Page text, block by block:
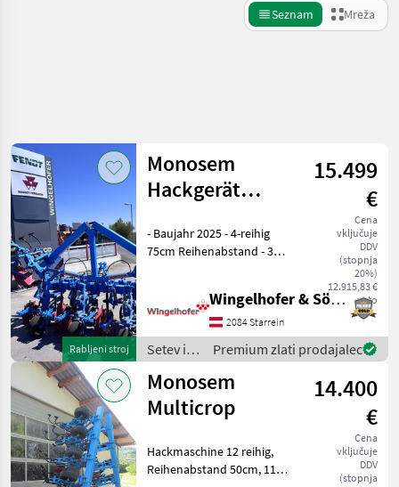
Seznam Mreža
Kategorija 4 Država Filtri
TRENUTNA
POT
Kmetijska
tehnika
Setev
In
Nega
Okopalniki
Monosem
IZBERITE
KATEGORIJO
Monosem
Ponastavi
Prikaži 8
rezultatov
Rabljeni stroj
Monosem
Hackgerät
4x75cm
15.499
€
Cena
vključuje
DDV
(stopnja
20%)
12.915,83 €
neto
- Baujahr 2025 - 4-reihig
75cm Reihenabstand - 3
Pflanzenschutzscheiben - 4
Stk. Fingerhacke
Frontanbau
Wingelhofer & Söhne GmbH
2084 Starrein
Setev in
nega /
Monosem
Premium zlati prodajalec
Monosem
Multicrop
14.400
€
Cena
vključuje
DDV
(stopnja
Hackmaschine 12 reihig,
Reihenabstand 50cm, 11